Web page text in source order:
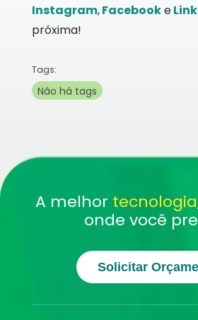
Instagram,Facebooke
próxima!
Tags:
Não há tags
A melhor tecnologia
onde você
Solicitar